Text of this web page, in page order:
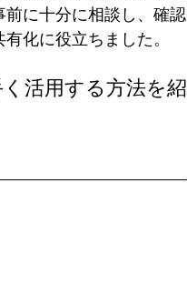
に十分に相談し、確認
化に役立ちました。
活用する方法を紹